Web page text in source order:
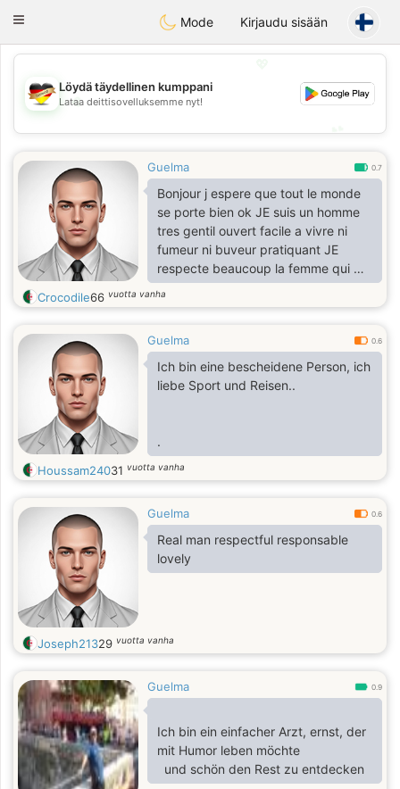
Deutsch Dating
Toggle
Mode Kirjaudu sisään
💖
Löydä täydellinen kumppani
Lataa deittisovelluksemme nyt!
Guelma 0.7
Bonjour j espere que tout le monde
se porte bien ok JE suis un homme
tres gentil ouvert facile a vivre ni
fumeur ni buveur pratiquant JE
respecte beaucoup la femme qui me
respecte et JE n aime pas les
mensonges JE veux toujours la
Crocodile66 vuotta vanha
Guelma 0.6
Ich bin eine bescheidene Person, ich
liebe Sport und Reisen..
.
Houssam24031 vuotta vanha
Guelma 0.6
Real man respectful responsable
lovely
Joseph21329 vuotta vanha
Guelma 0.9
Ich bin ein einfacher Arzt, ernst, der
mit Humor leben möchte
und schön den Rest zu entdecken